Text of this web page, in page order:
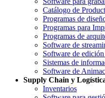
Catálogo de
Programas de
Programas para
Programas de
Software de
Software de
Sistemas de
Software de
Supply Chain y
Inventarios